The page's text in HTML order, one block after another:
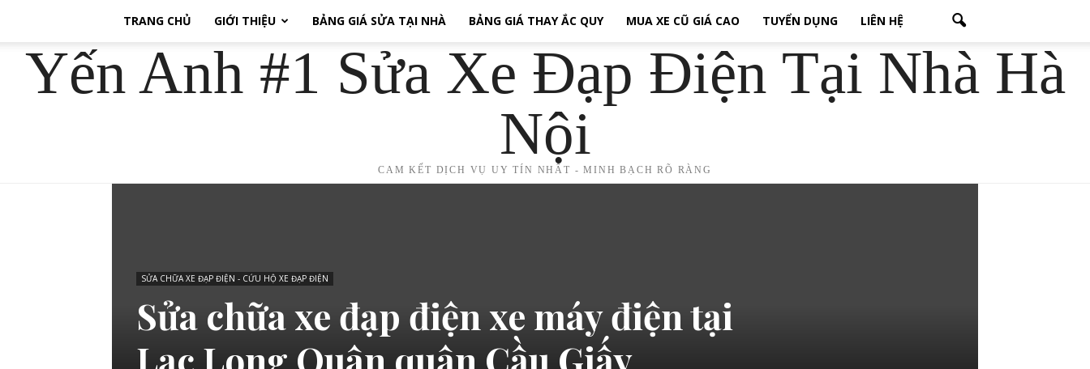
TRANG CHỦ GIỚI THIỆU BẢNG GIÁ SỬA TẠI NHÀ BẢNG GIÁ THAY ẮC QUY MUA XE CŨ GIÁ CAO TUYỂN DỤNG LIÊN HỆ
Yến Anh #1 Sửa Xe Đạp Điện Tại Nhà Hà
Nội
CAM KẾT DỊCH VỤ UY TÍN NHẤT - MINH BẠCH RÕ RÀNG
SỬA CHỮA XE ĐẠP ĐIỆN - CỨU HỘ XE ĐẠP ĐIỆN
Sửa chữa xe đạp điện xe máy điện tại
Lạc Long Quân quận Cầu Giấy